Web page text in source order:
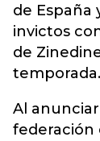
de España
invictos
de
temporada.
Al
federación